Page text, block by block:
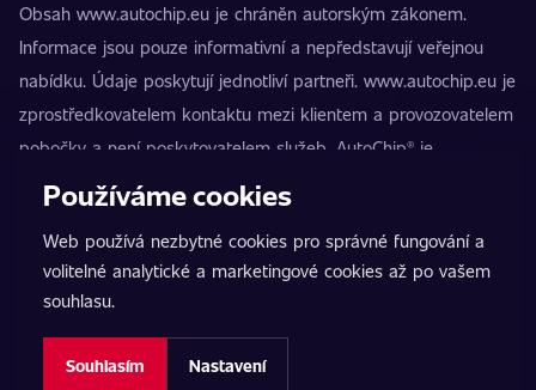
Obsah www.autochip.eu je chráněn autorským zákonem.
Informace jsou pouze informativní a nepředstavují veřejnou
nabídku. Údaje poskytují jednotliví partneři. www.autochip.eu je
zprostředkovatelem kontaktu mezi klientem a provozovatelem
pobočky a není poskytovatelem služeb. AutoChip® je
registrovaná ochranná známka Petra Kučery. Úpravy, které
nezpůsobilosti vozidla k provozu na pozemních komunikacích.
Přesné informace poskytuje vždy konkrétní provozovatel
pobočky.
Nastavení cookies
Používáme cookies
Web používá nezbytné cookies pro správné fungování a
volitelné analytické a marketingové cookies až po vašem
souhlasu.
Souhlasím Nastavení